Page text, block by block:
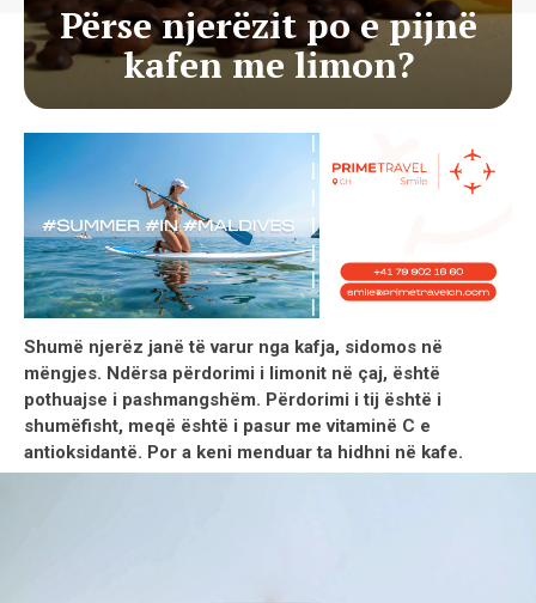
Përse njerëzit po e pijnë
kafen me limon?
Shumë njerëz janë të varur nga kafja, sidomos në
mëngjes. Ndërsa përdorimi i limonit në çaj, është
pothuajse i pashmangshëm. Përdorimi i tij është i
shumëfisht, meqë është i pasur me vitaminë C e
antioksidantë. Por a keni menduar ta hidhni në kafe.